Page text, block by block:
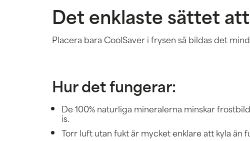
Det enklaste sättet
Placera bara CoolSaver i frysen så bildas det
Hur det fungerar:
De 100% naturliga mineralerna minskar
is.
Torr luft utan fukt är mycket enklare att kyla